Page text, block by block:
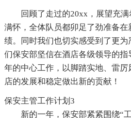
回顾了走过的20xx，展望充
满怀，全体队员都卯足了劲准备
绩。同时我们也切实感受到了更
们保安部坚信在酒店各级领导的
年的中心工作，以脚踏实地、雷
店的发展和稳定做出新的贡献！
保安主管工作计划3
新的一年，保安部紧紧围绕“